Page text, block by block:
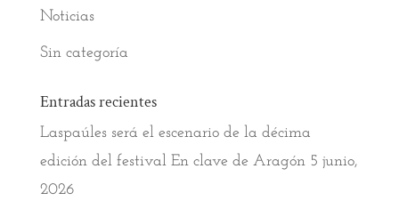
Noticias
Sin categoría
Entradas recientes
Laspaúles será el escenario de la décima
edición del festival En clave de Aragón 5 junio,
2026